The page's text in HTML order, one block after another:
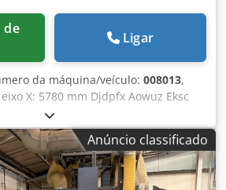
Ligar
da máquina/veículo: 008013,
X: 5780 mm Djdpfx Aowuz Eksc
do eixo Y: 1650 mm Plano de
de console de vácuo Potência do
Número de eixos controlados: 4
aresta: 60 mm Número de fusos de
posições da ferramenta: 16
Anúncio classificado